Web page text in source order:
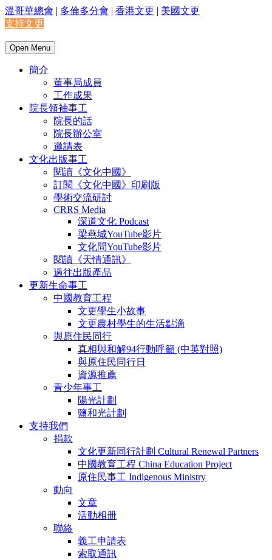
溫哥華總會 | 多倫多分會 | 香港文更 | 美國文更
支持文更
Open Menu
簡介
董事局成員
工作成果
院長領袖事工
院長的話
院長辦公室
邀請表
文化出版事工
閱讀《文化中國》
訂閱《文化中國》印刷版
學術交流研討
CRRS Media
深道文化 Podcast
梁燕城YouTube影片
文化問YouTube影片
閱讀《天情通訊》
過往出版產品
更新生命事工
中國教育工程
文更學生小故事
文更農村學生的生活點滴
與原住民同行
真相與和解94行動呼籲 (中英對照)
與原住民同行日
資源推薦
青少年事工
陽光計劃
鹽和光計劃
支持我們
捐款
文化更新同行計劃 Cultural Renewal Partners
中國教育工程 China Education Project
原住民事工 Indigenous Ministry
動向
文章
活動相册
聯絡
義工申請表
索取通訊